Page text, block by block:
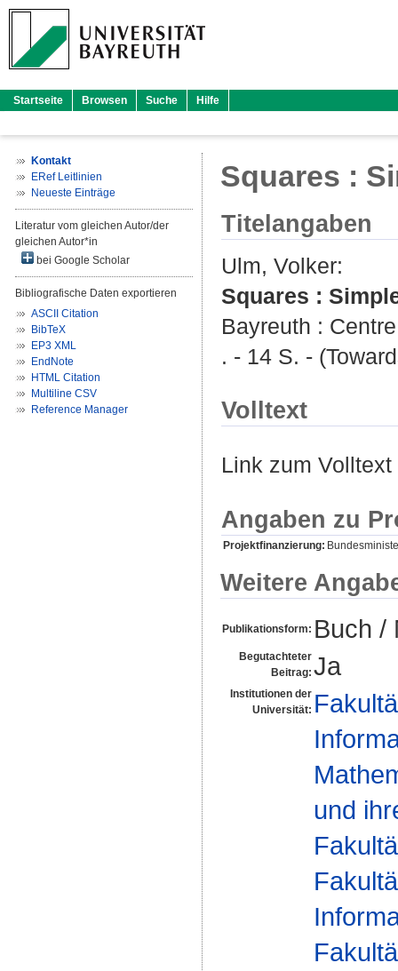
Startseite Browsen Suche Hilfe
Kontakt
ERef Leitlinien
Neueste Einträge
Literatur vom gleichen Autor/der
gleichen Autor*in
bei Google Scholar
Bibliografische Daten exportieren
ASCII Citation
BibTeX
EP3 XML
EndNote
HTML Citation
Multiline CSV
Reference Manager
Squares :
Titelangaben
Ulm, Volker:
Squares :
Bayreuth :
. - 14 S. -
Volltext
Link zum
Angaben zu
Projektfinanzierung:
Weitere
Publikationsform: Buch /
Begutachteter
Beitrag: Ja
Institutionen der
Universität:
und